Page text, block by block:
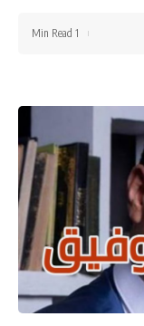
1 Min Read